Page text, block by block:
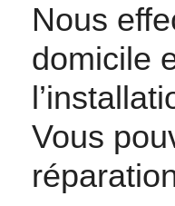
Nous
domicile
Vous